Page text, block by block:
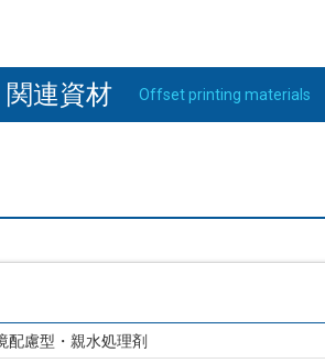
連資材 Offset printing materials
配慮型・親水処理剤